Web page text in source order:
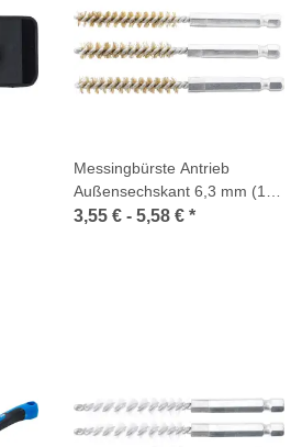
Messingbürste Antrieb
Außensechskant 6,3 mm (1/4
Zoll) 3-tlg.
3,55 € - 5,58 € *